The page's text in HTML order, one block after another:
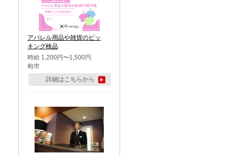
アパレル用品や雑貨のピッ
キング検品
時給 1,200円〜1,500円
柏市
詳細はこちらから